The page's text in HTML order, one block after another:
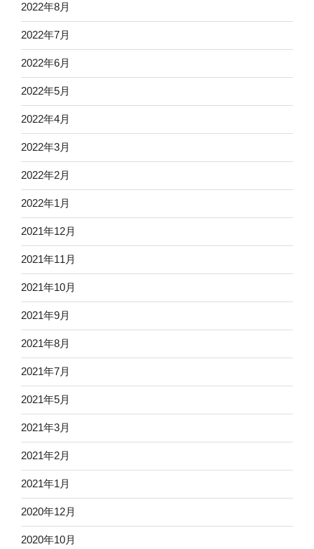
2022年8月
2022年7月
2022年6月
2022年5月
2022年4月
2022年3月
2022年2月
2022年1月
2021年12月
2021年11月
2021年10月
2021年9月
2021年8月
2021年7月
2021年5月
2021年3月
2021年2月
2021年1月
2020年12月
2020年10月